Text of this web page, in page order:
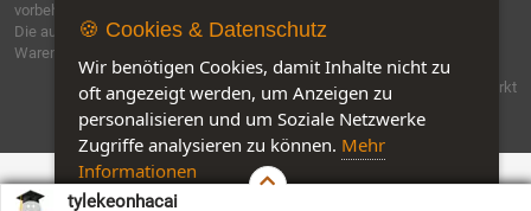
tylekeonhacai
vorbehalten.
Die auf dieser Seite verwendeten Produktbezeichnungen, Namen und
Warenzeichen sind Eigentum der jeweiligen Firmen.
Software by IQ-Markt
🍪 Cookies & Datenschutz
Wir benötigen Cookies, damit Inhalte nicht zu
oft angezeigt werden, um Anzeigen zu
personalisieren und um Soziale Netzwerke
Zugriffe analysieren zu können. Mehr
Informationen